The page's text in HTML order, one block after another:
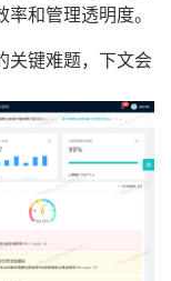
和管理透明度。
关键难题，下文会